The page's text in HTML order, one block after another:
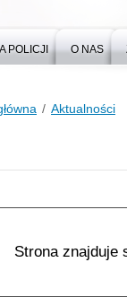
POLICJI O NAS
Aktualności
Strona znajduje